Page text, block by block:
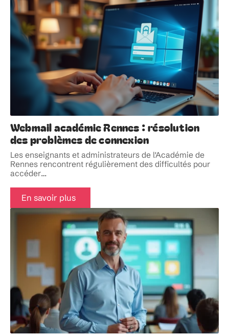
Webmail académie Rennes : résolution
des problèmes de connexion
Les enseignants et administrateurs de l'Académie de
Rennes rencontrent régulièrement des difficultés pour
accéder…
En savoir plus